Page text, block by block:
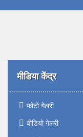
मीडिया केंद्र
फोटो गेलरी
वीडियो गेलरी